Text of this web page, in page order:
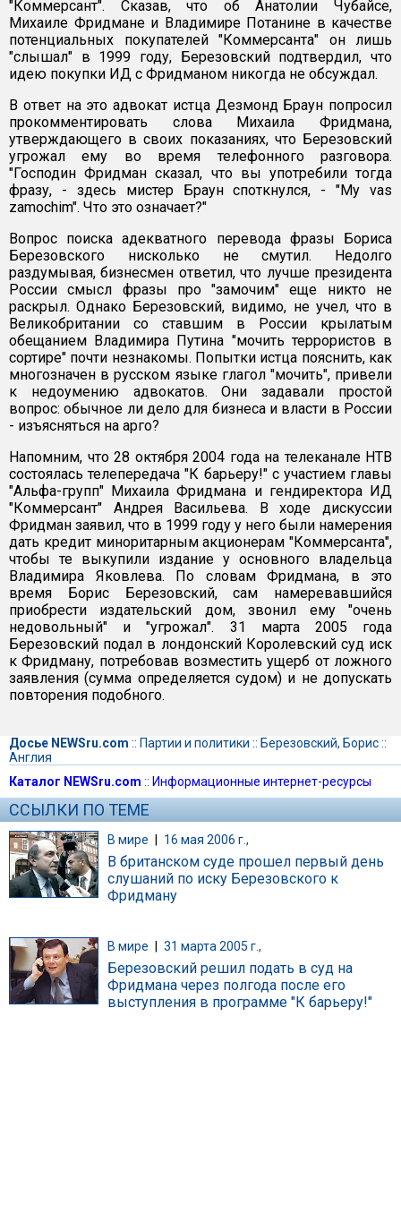
"Коммерсант". Сказав, что об Анатолии Чубайсе,
Михаиле Фридмане и Владимире Потанине в качестве
потенциальных покупателей "Коммерсанта" он лишь
"слышал" в 1999 году, Березовский подтвердил, что
идею покупки ИД с Фридманом никогда не обсуждал.
В ответ на это адвокат истца Дезмонд Браун попросил
прокомментировать слова Михаила Фридмана,
утверждающего в своих показаниях, что Березовский
угрожал ему во время телефонного разговора.
"Господин Фридман сказал, что вы употребили тогда
фразу, - здесь мистер Браун споткнулся, - "My vas
zamochim". Что это означает?"
Вопрос поиска адекватного перевода фразы Бориса
Березовского нисколько не смутил. Недолго
раздумывая, бизнесмен ответил, что лучше президента
России смысл фразы про "замочим" еще никто не
раскрыл. Однако Березовский, видимо, не учел, что в
Великобритании со ставшим в России крылатым
обещанием Владимира Путина "мочить террористов в
сортире" почти незнакомы. Попытки истца пояснить, как
многозначен в русском языке глагол "мочить", привели
к недоумению адвокатов. Они задавали простой
вопрос: обычное ли дело для бизнеса и власти в России
- изъясняться на арго?
Напомним, что 28 октября 2004 года на телеканале НТВ
состоялась телепередача "К барьеру!" с участием главы
"Альфа-групп" Михаила Фридмана и гендиректора ИД
"Коммерсант" Андрея Васильева. В ходе дискуссии
Фридман заявил, что в 1999 году у него были намерения
дать кредит миноритарным акционерам "Коммерсанта",
чтобы те выкупили издание у основного владельца
Владимира Яковлева. По словам Фридмана, в это
время Борис Березовский, сам намеревавшийся
приобрести издательский дом, звонил ему "очень
недовольный" и "угрожал". 31 марта 2005 года
Березовский подал в лондонский Королевский суд иск
к Фридману, потребовав возместить ущерб от ложного
заявления (сумма определяется судом) и не допускать
повторения подобного.
Досье NEWSru.com :: Партии и политики :: Березовский, Борис::
Англия
Каталог NEWSru.com :: Информационные интернет-ресурсы
ССЫЛКИ ПО ТЕМЕ
В мире | 16 мая 2006 г.,
В британском суде прошел первый день
слушаний по иску Березовского к
Фридману
В мире 31 марта 2005 г.,
Березовский решил подать в суд на
Фридмана через полгода после его
выступления в программе "К барьеру!"